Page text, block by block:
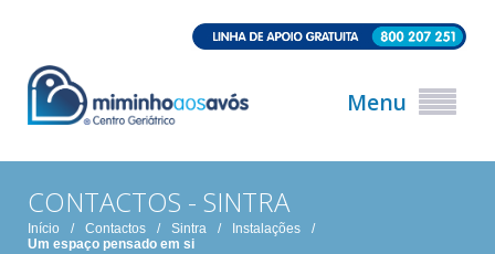
Menu
CONTACTOS - SINTRA
Início / Contactos / Sintra / Instalações
/
Um espaço pensado em si